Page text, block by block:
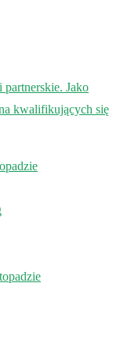
partnerskie. Jako
kwalifikujących się